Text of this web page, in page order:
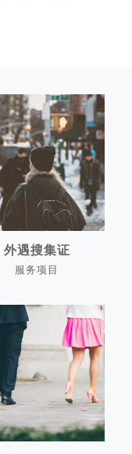
外遇搜集证
外遇搜集证
服务项目